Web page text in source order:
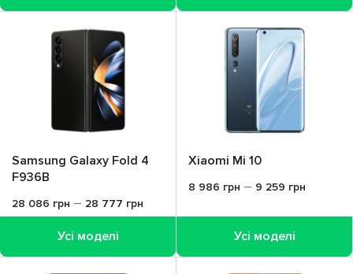
Samsung Galaxy Fold 4
F936B
28 086 грн – 28 777 грн
Усі моделі
Xiaomi Mi 10
8 986 грн – 9 259 грн
Усі моделі